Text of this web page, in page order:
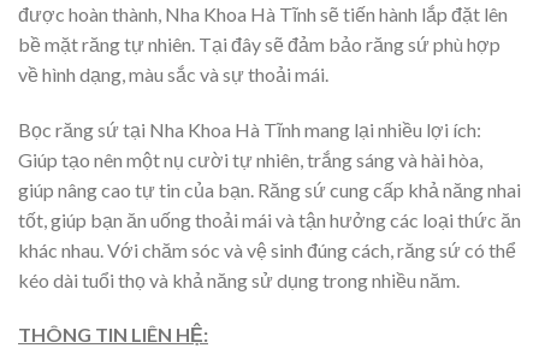
được hoàn thành, Nha Khoa Hà Tĩnh sẽ tiến hành lắp đặt lên
bề mặt răng tự nhiên. Tại đây sẽ đảm bảo răng sứ phù hợp
về hình dạng, màu sắc và sự thoải mái.
Bọc răng sứ tại Nha Khoa Hà Tĩnh mang lại nhiều lợi ích:
Giúp tạo nên một nụ cười tự nhiên, trắng sáng và hài hòa,
giúp nâng cao tự tin của bạn. Răng sứ cung cấp khả năng nhai
tốt, giúp bạn ăn uống thoải mái và tận hưởng các loại thức ăn
khác nhau. Với chăm sóc và vệ sinh đúng cách, răng sứ có thể
kéo dài tuổi thọ và khả năng sử dụng trong nhiều năm.
THÔNG TIN LIÊN HỆ: